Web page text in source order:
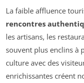
La faible affluence
rencontres
les artisans, les
souvent plus enclins à
culture avec des
enrichissantes créent